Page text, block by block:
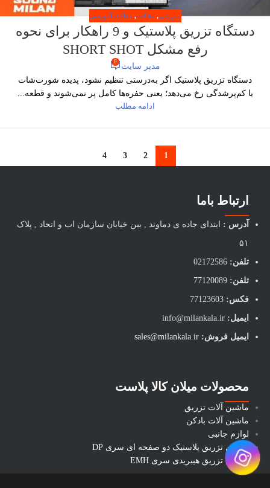
آموزشی, مقالات, مقالات آموزشی
دستگاه تزریق پلاستیک و 9 راهکار برای نحوه
رفع مشکل SHORT SHOT
مدیر سایت 0
دستگاه تزریق پلاستیک اگر به‌درستی تنظیم نشود، پدیده شورت‌شات
یا کم‌پرشدگی رخ می‌دهد؛ یعنی حفره‌ها کامل پر نمی‌شوند و قطعه...
ادامه مطلب
1
2
3
4
ارتباط باما
آدرس : ابتدای جاده ی دماوند , بین خیابان سازمان اب و اتحاد , پلاک
۵۱
تلفن: 02172586
تلفن:
فکس:
ایمیل:
ایمیل فروش: sales@milankala.ir
محصولات میلان کالا پلاست
ماشین آلات تزریق
ماشین آلات بادکن
لوازم جانبی
ماشین تزریق پلاستیک دو صفحه ای سری DP
ماشین تزریق هیبریدی سری EMH